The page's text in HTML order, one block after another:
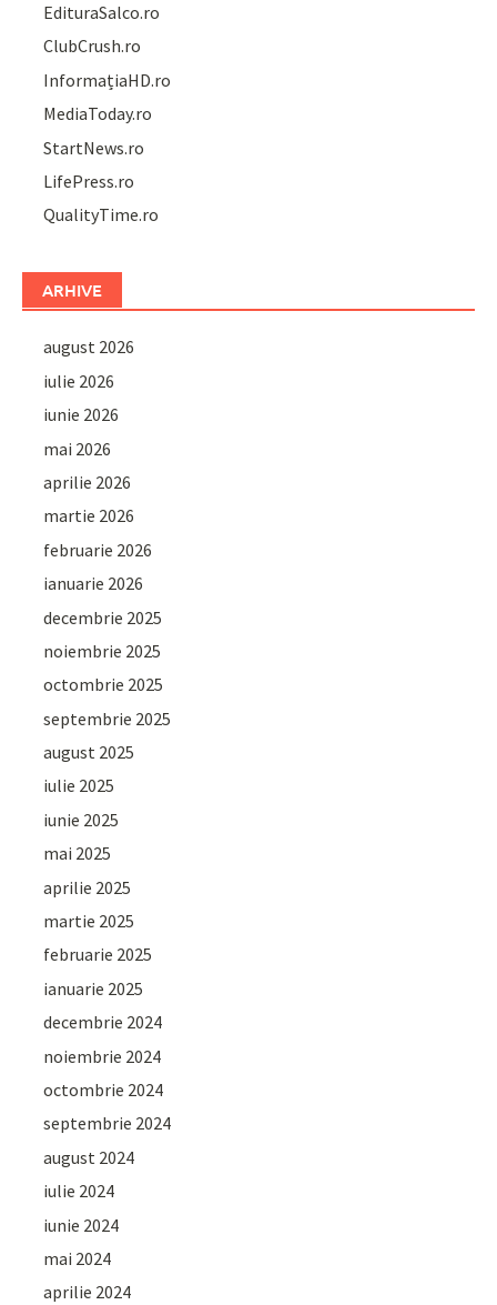
EdituraSalco.ro
ClubCrush.ro
InformațiaHD.ro
MediaToday.ro
StartNews.ro
LifePress.ro
QualityTime.ro
ARHIVE
august 2026
iulie 2026
iunie 2026
mai 2026
aprilie 2026
martie 2026
februarie 2026
ianuarie 2026
decembrie 2025
noiembrie 2025
octombrie 2025
septembrie 2025
august 2025
iulie 2025
iunie 2025
mai 2025
aprilie 2025
martie 2025
februarie 2025
ianuarie 2025
decembrie 2024
noiembrie 2024
octombrie 2024
septembrie 2024
august 2024
iulie 2024
iunie 2024
mai 2024
aprilie 2024